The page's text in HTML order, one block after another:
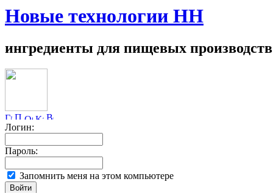
Новые технологии НН
ингредиенты для пищевых производств
Логин:
Пароль:
Запомнить меня на этом компьютере